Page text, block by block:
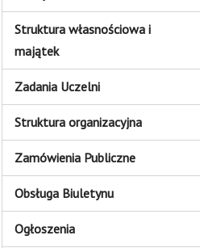
Struktura własnościowa i
majątek
Zadania Uczelni
Struktura organizacyjna
Zamówienia Publiczne
Obsługa Biuletynu
Ogłoszenia